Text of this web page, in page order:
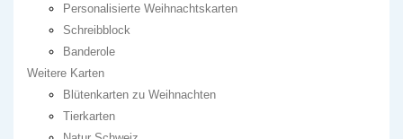
Personalisierte Weihnachtskarten
Schreibblock
Banderole
Weitere Karten
Blütenkarten zu Weihnachten
Tierkarten